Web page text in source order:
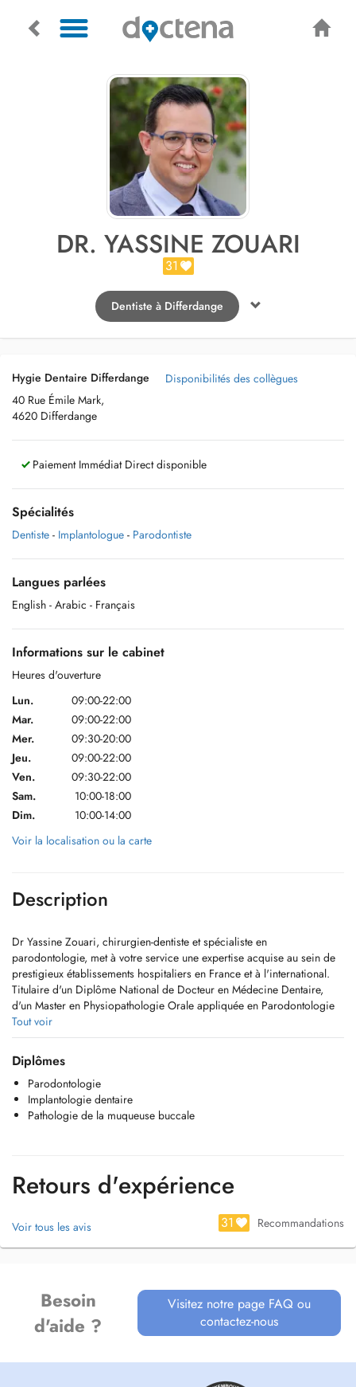
DR. YASSINE ZOUARI
31
Dentiste à Differdange
Hygie Dentaire Differdange
40 Rue Émile Mark,
4620 Differdange
Disponibilités des collègues
Paiement Immédiat Direct disponible
Spécialités
Dentiste - Implantologue - Parodontiste
Langues parlées
English - Arabic - Français
Informations sur le cabinet
Heures d'ouverture
Lun.
09:00-22:00
Mar.
09:00-22:00
Mer.
09:30-20:00
Jeu.
09:00-22:00
Ven.
09:30-22:00
Sam.
10:00-18:00
Dim.
10:00-14:00
Voir la localisation ou la carte
Description
Dr Yassine Zouari, chirurgien-dentiste et spécialiste en
parodontologie, met à votre service une expertise acquise au sein de
prestigieux établissements hospitaliers en France et à l'international.
Titulaire d'un Diplôme National de Docteur en Médecine Dentaire,
d'un Master en Physiopathologie Orale appliquée en Parodontologie
et de plusieurs diplômes universitaires en chirurgie orale,
implantologie et pathologie de la muqueuse buccale, il vous propose
des soins de pointe alliant rigueur scientifique et technologies
avancées. Prenez rendez-vous facilement et bénéficiez d'un
accompagnement personnalisé pour votre santé bucco-dentaire."
#Parodontologie
Tout voir
Diplômes
Parodontologie
Implantologie dentaire
Pathologie de la muqueuse buccale
Retours d'expérience
Voir tous les avis 31 Recommandations
Besoin
d'aide ?
Visitez notre page FAQ ou
contactez-nous